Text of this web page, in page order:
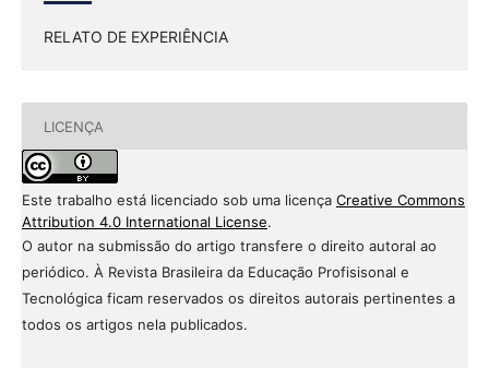
RELATO DE EXPERIÊNCIA
LICENÇA
Este trabalho está licenciado sob uma licença Creative Commons
Attribution 4.0 International License.
O autor na submissão do artigo transfere o direito autoral ao
periódico. À Revista Brasileira da Educação Profisisonal e
Tecnológica ficam reservados os direitos autorais pertinentes a
todos os artigos nela publicados.